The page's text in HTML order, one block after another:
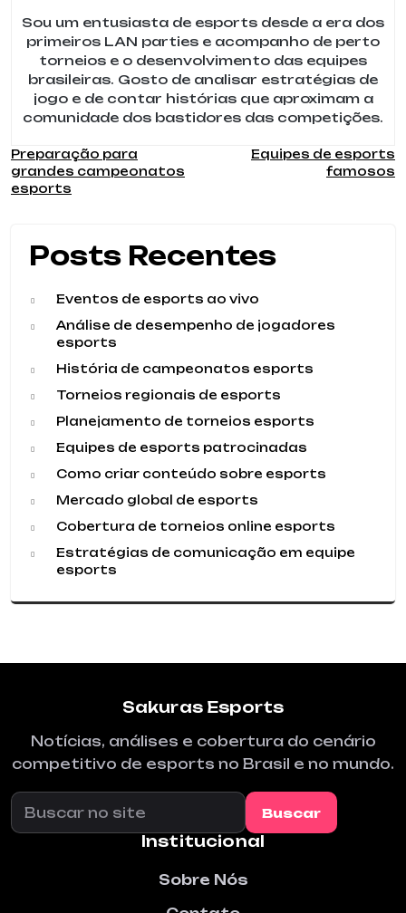
Sou um entusiasta de esports desde a era dos
primeiros LAN parties e acompanho de perto
torneios e o desenvolvimento das equipes
brasileiras. Gosto de analisar estratégias de
jogo e de contar histórias que aproximam a
comunidade dos bastidores das competições.
Navegação
de
Preparação para
grandes campeonatos
esports
Equipes de esports
famosos
Posts Recentes
Eventos de esports ao vivo
Análise de desempenho de jogadores
esports
História de campeonatos esports
Torneios regionais de esports
Planejamento de torneios esports
Equipes de esports patrocinadas
Como criar conteúdo sobre esports
Mercado global de esports
Cobertura de torneios online esports
Estratégias de comunicação em equipe
esports
Sakuras Esports
Notícias, análises e cobertura do cenário
competitivo de esports no Brasil e no mundo.
Buscar no site
Buscar
Institucional
Sobre Nós